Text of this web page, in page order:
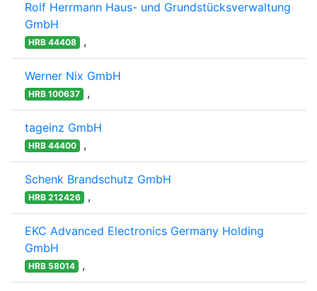
Rolf Herrmann Haus- und Grundstücksverwaltung
GmbH
HRB 44408 ,
Werner Nix GmbH
HRB 100637 ,
tageinz GmbH
HRB 44400 ,
Schenk Brandschutz GmbH
HRB 212426 ,
EKC Advanced Electronics Germany Holding
GmbH
HRB 58014 ,